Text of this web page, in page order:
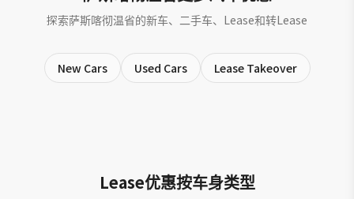
探索萨斯喀彻温省的新车、二手车、Lease和转Lease
New Cars Used Cars Lease Takeover
Lease优惠按车身类型